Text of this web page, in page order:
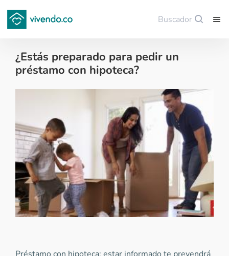
Buscador
¿Estás preparado para pedir un
préstamo con hipoteca?
Guardar